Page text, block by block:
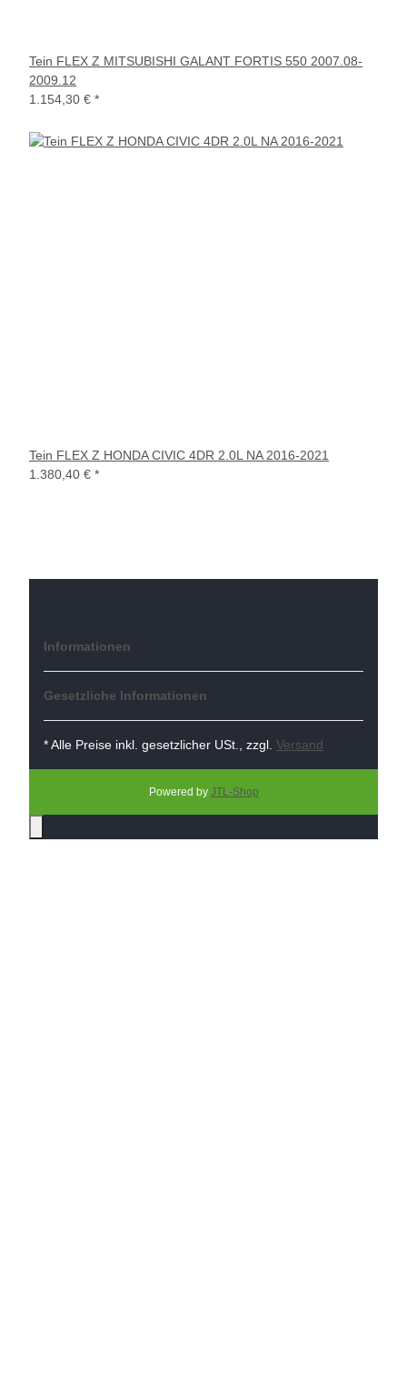
Tein FLEX Z MITSUBISHI GALANT FORTIS 550 2007.08-
2009.12
1.154,30 € *
Tein FLEX Z HONDA CIVIC 4DR 2.0L NA 2016-2021
1.380,40 € *
Informationen
Gesetzliche Informationen
* Alle Preise inkl. gesetzlicher USt., zzgl. Versand
Powered by JTL-Shop